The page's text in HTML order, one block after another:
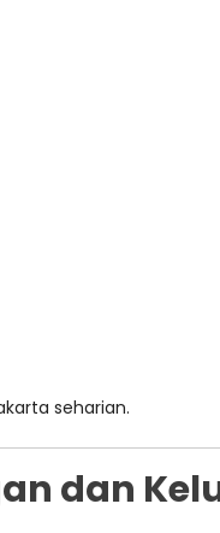
seharian.
dan